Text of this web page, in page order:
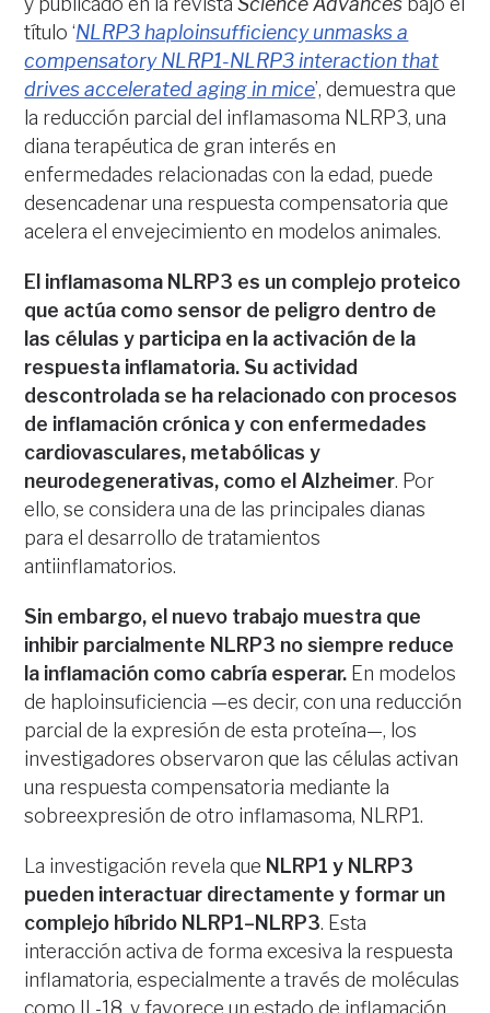
título ‘NLRP3 haploinsufficiency unmasks a
compensatory NLRP1-NLRP3 interaction that
drives accelerated aging in mice’, demuestra que
la reducción parcial del inflamasoma NLRP3, una
diana terapéutica de gran interés en
enfermedades relacionadas con la edad, puede
desencadenar una respuesta compensatoria que
acelera el envejecimiento en modelos animales.
El inflamasoma NLRP3 es un complejo proteico
que actúa como sensor de peligro dentro de
las células y participa en la activación de la
respuesta inflamatoria. Su actividad
descontrolada se ha relacionado con procesos
de inflamación crónica y con enfermedades
cardiovasculares, metabólicas y
neurodegenerativas, como el Alzheimer. Por
ello, se considera una de las principales dianas
para el desarrollo de tratamientos
antiinflamatorios.
Sin embargo, el nuevo trabajo muestra que
inhibir parcialmente NLRP3 no siempre reduce
la inflamación como cabría esperar. En modelos
de haploinsuficiencia —es decir, con una reducción
parcial de la expresión de esta proteína—, los
investigadores observaron que las células activan
una respuesta compensatoria mediante la
sobreexpresión de otro inflamasoma, NLRP1.
La investigación revela que NLRP1 y NLRP3
pueden interactuar directamente y formar un
complejo híbrido NLRP1–NLRP3. Esta
interacción activa de forma excesiva la respuesta
inflamatoria, especialmente a través de moléculas
como IL-18, y favorece un estado de inflamación